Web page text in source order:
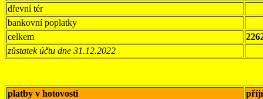
dřevní tér
bankovní poplatky
celkem
zůstatek účtu dne 31.12.2022
platby v hotovosti